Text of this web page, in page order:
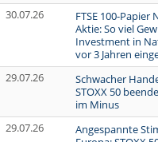
30.07.26
FTSE 100-Papier
Aktie: So viel
Investment in
vor 3 Jahren
29.07.26
Schwacher
STOXX 50
im Minus
29.07.26
Angespannte